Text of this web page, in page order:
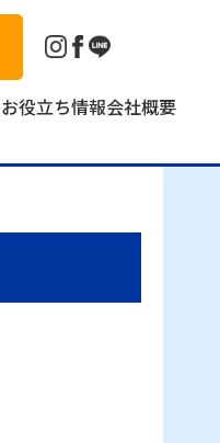
お役立ち情報会社概要